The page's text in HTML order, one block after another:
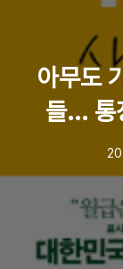
아무도
들... 통